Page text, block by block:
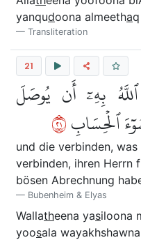
yanqudoona almeethaq
Transliteration
21
بِهِۦٓ أَن يُوصَلَ
ٱلۡحِسَابِ١٢
und die verbinden,
verbinden, ihren Herrn
bösen Abrechnung
Bubenheim & Elyas
Wallatheena yasiloona
yoosala